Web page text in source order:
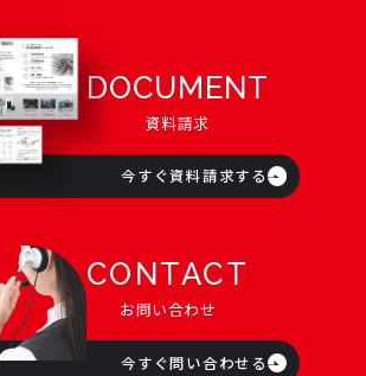
DOCUMENT
資料請求
今すぐ資料請求する
CONTACT
お問い合わせ
今すぐ問い合わせる